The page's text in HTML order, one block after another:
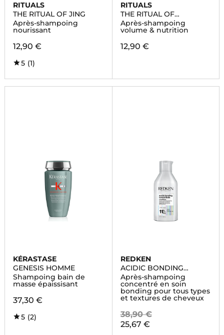
RITUALS
THE RITUAL OF JING
Après-shampoing
nourissant
12,90 €
5 (1)
RITUALS
THE RITUAL OF
AYURVEDA
Après-shampoing
volume & nutrition
12,90 €
KÉRASTASE
GENESIS HOMME
Shampoing bain de
masse épaissisant
37,30 €
5 (2)
REDKEN
ACIDIC BONDING
CONCENTRATE
Après-shampoing
concentré en soin
bonding pour tous types
et textures de cheveux
38,90 €
25,67 €